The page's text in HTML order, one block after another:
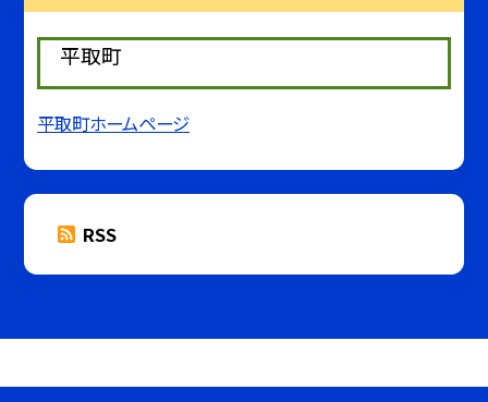
平取町
平取町ホームページ
RSS